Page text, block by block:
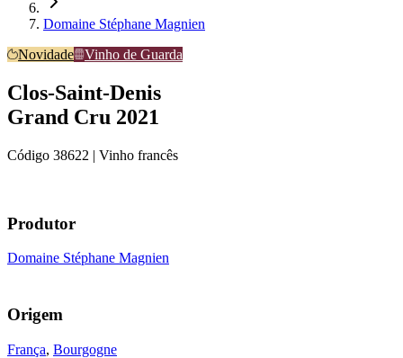
Domaine Stéphane Magnien
Novidade
Vinho de Guarda
Clos-Saint-Denis
Grand Cru 2021
Código 38622 | Vinho francês
Produtor
Domaine Stéphane Magnien
Origem
França, Bourgogne